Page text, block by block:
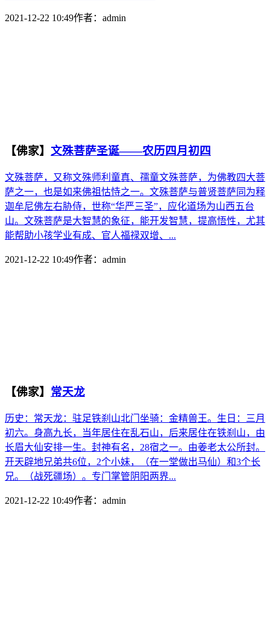
2021-12-22 10:49作者： admin
【佛家】 文殊菩萨圣诞——农历四月初四
文殊菩萨，又称文殊师利童真、孺童文殊菩萨，为佛教四大菩
萨之一，也是如来佛祖怙恃之一。文殊菩萨与普贤菩萨同为释
迦牟尼佛左右胁侍，世称“华严三圣”，应化道场为山西五台
山。文殊菩萨是大智慧的象征，能开发智慧，提高悟性，尤其
能帮助小孩学业有成、官人福禄双增、...
2021-12-22 10:49作者： admin
【佛家】 常天龙
历史：常天龙：驻足铁刹山北门坐骑：金精兽王。生日：三月
初六。身高九长，当年居住在乱石山，后来居住在铁刹山，由
长眉大仙安排一生。封神有名，28宿之一。由姜老太公所封。
开天辟地兄弟共6位，2个小妹，（在一堂做出马仙）和3个长
兄。（战死疆场）。专门掌管阴阳两界...
2021-12-22 10:49作者： admin